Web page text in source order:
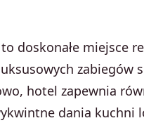
doskonałe miejsce
zabiegów
hotel zapewnia
dania kuchni